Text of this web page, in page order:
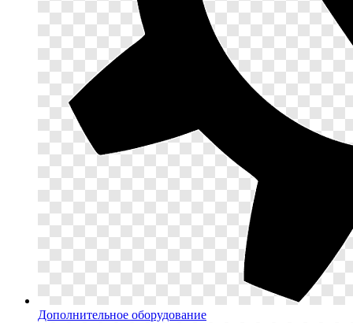
Дополнительное оборудование